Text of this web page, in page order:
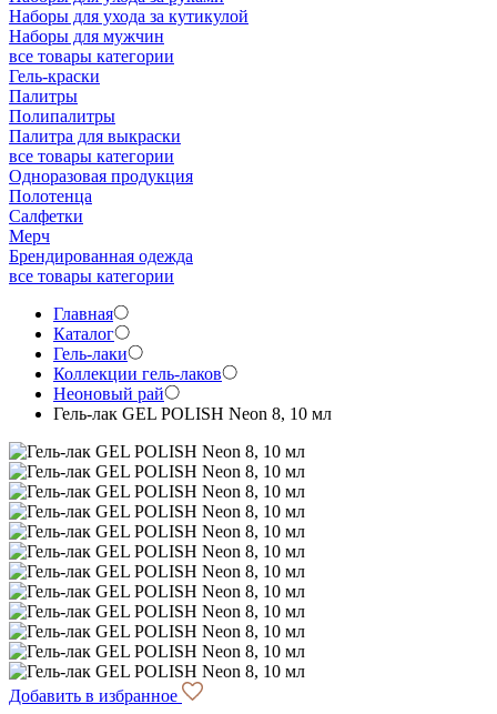
Наборы для ухода за кутикулой
Наборы для мужчин
все товары категории
Гель-краски
Палитры
Полипалитры
Палитра для выкраски
все товары категории
Одноразовая продукция
Полотенца
Салфетки
Мерч
Брендированная одежда
все товары категории
Главная
Каталог
Гель-лаки
Коллекции гель-лаков
Неоновый рай
Гель-лак GEL POLISH Neon 8, 10 мл
Добавить в избранное